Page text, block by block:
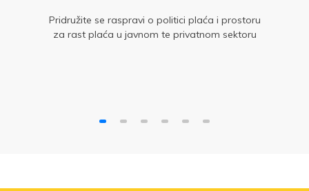
Pridružite se raspravi o politici plaća i prostoru
za rast plaća u javnom te privatnom sektoru